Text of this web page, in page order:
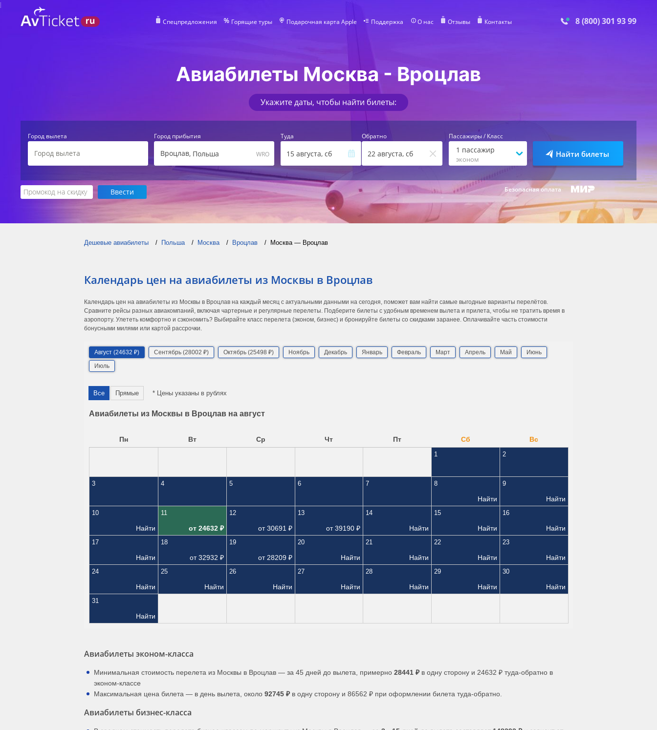
Спецпредложения Горящие туры Подарочная карта Apple Поддержка О нас Отзывы Контакты 8 (800) 301 93 99
Авиабилеты Москва - Вроцлав
Укажите даты, чтобы найти билеты:
Город вылета Город прибытия
Вроцлав, Польша WRO
Туда
15 августа, сб
Обратно
22 августа, сб
Пассажиры / Класс
1 пассажир
эконом
Найти билеты
Безопасная оплата
Дешевые авиабилеты Польша Москва Вроцлав Москва — Вроцлав
Календарь цен на авиабилеты из Москвы в Вроцлав
Календарь цен на авиабилеты из Москвы в Вроцлав на каждый месяц с актуальными данными на сегодня, поможет вам найти самые выгодные варианты перелётов.
Сравните рейсы разных авиакомпаний, включая чартерные и регулярные перелеты. Подберите билеты с удобным временем вылета и прилета, чтобы не тратить время в
аэропорту. Улететь комфортно и сэкономить? Выбирайте класс перелета (эконом, бизнес) и бронируйте билеты со скидками заранее. Оплачивайте часть стоимости
бонусными милями или картой рассрочки.
Август (24632 ₽) Сентябрь (28002 ₽) Октябрь (25498 ₽) Ноябрь Декабрь Январь Февраль Март Апрель Май
Июнь
Июль
Все Прямые * Цены указаны в рублях
Авиабилеты из Москвы в Вроцлав на август
Пн Вт Ср Чт Пт Сб Вс
1 2
3 4 5 6 7 8
Найти
9
Найти
10
Найти
11
от 24632 ₽
12
от 30691 ₽
13
от 39190 ₽
14
Найти
15
Найти
16
Найти
17
Найти
18
от 32932 ₽
19
от 28209 ₽
20
Найти
21
Найти
22
Найти
23
Найти
24
Найти
25
Найти
26
Найти
27
Найти
28
Найти
29
Найти
30
Найти
31
Найти
Авиабилеты эконом-класса
Минимальная стоимость перелета из Москвы в Вроцлав — за 45 дней до вылета, примерно 28441 ₽ в одну сторону и 24632 ₽ туда-обратно в
эконом-классе
Максимальная цена билета — в день вылета, около 92745 ₽ в одну сторону и 86562 ₽ при оформлении билета туда-обратно.
Авиабилеты бизнес-класса